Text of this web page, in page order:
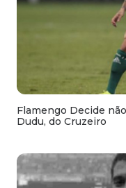
Flamengo Decide
Dudu, do Cruzeiro